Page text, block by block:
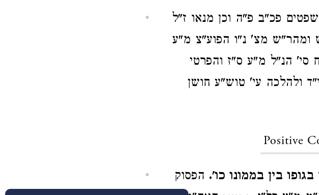
פכ"ב פ"ה וכן מנאו ז"ל
מצ' נ"ו הפוע"צ מ"ע
הנ"ל מ"ע ס"ז והפרטי
ולהלכה עי' טוש"ע חושן
Positive
בין בממונו כו'. הפסוק